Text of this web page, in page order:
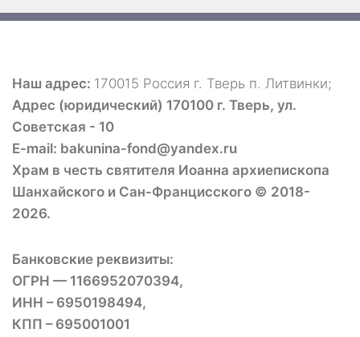
Наш адрес: 170015 Россия г. Тверь п. Литвинки;
Адрес (юридический) 170100 г. Тверь, ул.
Советская - 10
E-mail: bakunina-fond@yandex.ru
Храм в честь святителя Иоанна архиепископа
Шанхайского и Сан-Францисского © 2018-
2026.
Банковские реквизиты:
ОГРН — 1166952070394,
ИНН – 6950198494,
КПП – 695001001